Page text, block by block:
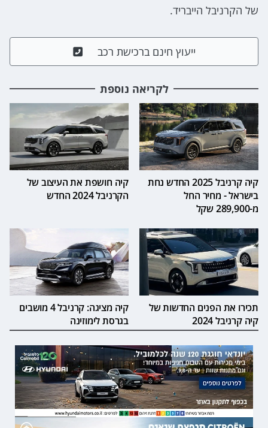
של הקרניבל הייבריד.
ייעוץ חינם ברכישת רכב
לקריאה נוספת
קיה קרניבל 2025 החדש נחת
בישראל - מחיר החל
מ-289,900 שקל
קיה חושפת את העיצוב של
הקרניבל 2024 החדש
תכירו את הפנים החדשות של
קיה קרניבל 2024
קיה מציגה: קרניבל 4 מושבים
בגרסת לימוזינה